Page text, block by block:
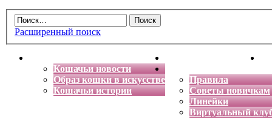
Расширенный поиск
Кошачьи новости
Образ кошки в искусстве
Кошачьи истории
Энциклопедия кошек
Правила
Советы новичкам
Линейки
Виртуальный